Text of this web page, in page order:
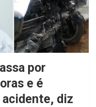
por
e é
acidente, diz